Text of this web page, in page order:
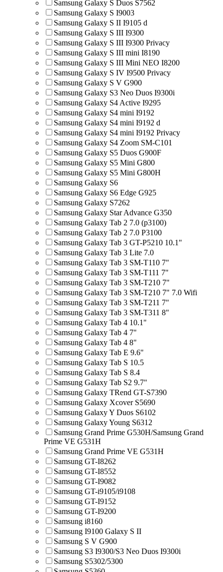
Samsung Galaxy S Duos S7562
Samsung Galaxy S I9003
Samsung Galaxy S II I9105 d
Samsung Galaxy S III I9300
Samsung Galaxy S III I9300 Privacy
Samsung Galaxy S III mini I8190
Samsung Galaxy S III Mini NEO I8200
Samsung Galaxy S IV I9500 Privacy
Samsung Galaxy S V G900
Samsung Galaxy S3 Neo Duos I9300i
Samsung Galaxy S4 Active I9295
Samsung Galaxy S4 mini I9192
Samsung Galaxy S4 mini I9192 d
Samsung Galaxy S4 mini I9192 Privacy
Samsung Galaxy S4 Zoom SM-C101
Samsung Galaxy S5 Duos G900F
Samsung Galaxy S5 Mini G800
Samsung Galaxy S5 Mini G800H
Samsung Galaxy S6
Samsung Galaxy S6 Edge G925
Samsung Galaxy S7262
Samsung Galaxy Star Advance G350
Samsung Galaxy Tab 2 7.0 (p3100)
Samsung Galaxy Tab 2 7.0 P3100
Samsung Galaxy Tab 3 GT-P5210 10.1"
Samsung Galaxy Tab 3 Lite 7.0
Samsung Galaxy Tab 3 SM-T110 7"
Samsung Galaxy Tab 3 SM-T111 7"
Samsung Galaxy Tab 3 SM-T210 7"
Samsung Galaxy Tab 3 SM-T210 7" 7.0 Wifi
Samsung Galaxy Tab 3 SM-T211 7"
Samsung Galaxy Tab 3 SM-T311 8"
Samsung Galaxy Tab 4 10.1"
Samsung Galaxy Tab 4 7"
Samsung Galaxy Tab 4 8"
Samsung Galaxy Tab E 9.6"
Samsung Galaxy Tab S 10.5
Samsung Galaxy Tab S 8.4
Samsung Galaxy Tab S2 9.7"
Samsung Galaxy TRend GT-S7390
Samsung Galaxy Xcover S5690
Samsung Galaxy Y Duos S6102
Samsung Galaxy Young S6312
Samsung Grand Prime G530H/Samsung Grand
Prime VE G531H
Samsung Grand Prime VE G531H
Samsung GT-I8262
Samsung GT-I8552
Samsung GT-I9082
Samsung GT-i9105/i9108
Samsung GT-I9152
Samsung GT-I9200
Samsung i8160
Samsung I9100 Galaxy S II
Samsung S V G900
Samsung S3 I9300/S3 Neo Duos I9300i
Samsung S5302/5300